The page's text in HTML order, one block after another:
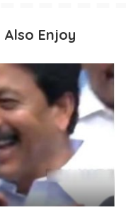
Enjoy